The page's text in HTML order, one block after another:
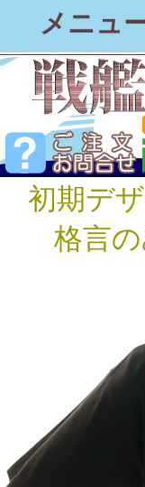
メニュ
初期デ
格言